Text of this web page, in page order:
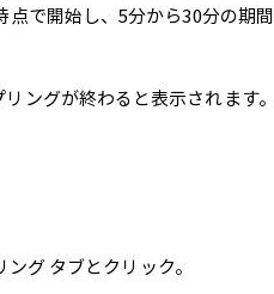
で開始し、5分から30分の期間
ングが終わると表示されます。
グ タブとクリック。